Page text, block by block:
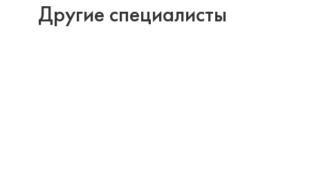
Другие специалисты